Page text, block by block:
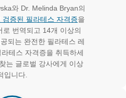
와 Dr. Melinda Bryan의
증된 필라테스 자격증을
로 번역되고 14개 이상의
되는 완전한 필라테스 레
테스 자격증을 취득하세
는 글로벌 강사에게 이상
입니다.